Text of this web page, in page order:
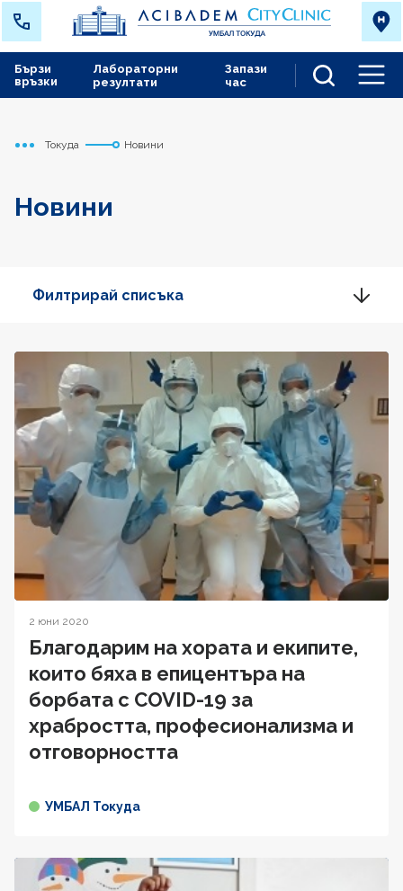
Лабораторни
резултати
Запази
час
Бързи
връзки
Начало
Токуда Новини
Новини
Филтрирай списъка
2 юни 2020
Благодарим на хората и екипите,
които бяха в епицентъра на
борбата с COVID-19 за
храбростта, професионализма и
отговорността
УМБАЛ Токуда